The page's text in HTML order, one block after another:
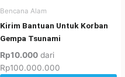
Bencana Alam
Kirim Bantuan Untuk Korban
Gempa Tsunami
Rp10.000 dari
Rp100.000.000